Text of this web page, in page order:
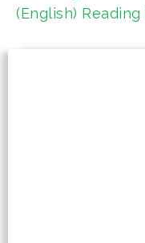
e
(English)